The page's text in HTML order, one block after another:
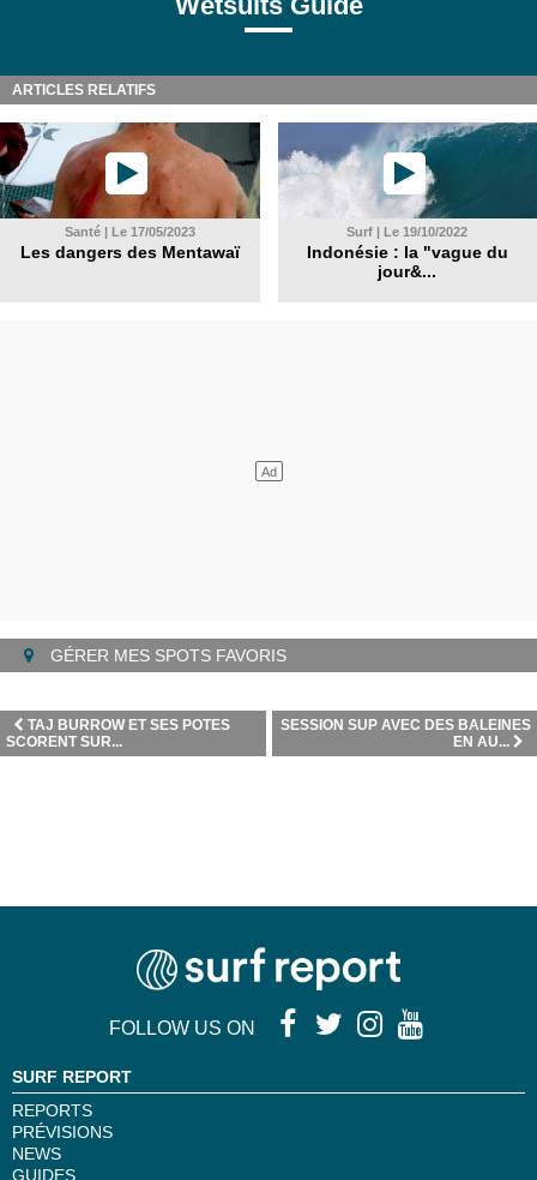
ARTICLES RELATIFS
Santé | Le 17/05/2023
Les dangers des Mentawaï
Surf | Le 19/10/2022
Indonésie : la "vague du
jour&...
GÉRER MES SPOTS FAVORIS
SESSION SUP AVEC DES BALEINES
EN AU...
TAJ BURROW ET SES POTES
SCORENT SUR...
FOLLOW US ON
SURF REPORT
REPORTS
PRÉVISIONS
NEWS
GUIDES